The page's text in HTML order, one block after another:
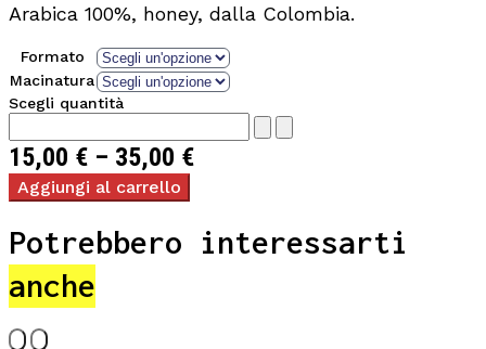
Arabica 100%, honey, dalla Colombia.
Formato
Macinatura
Scegli quantità
15,00 € – 35,00 €
Aggiungi al carrello
Potrebbero interessarti
anche